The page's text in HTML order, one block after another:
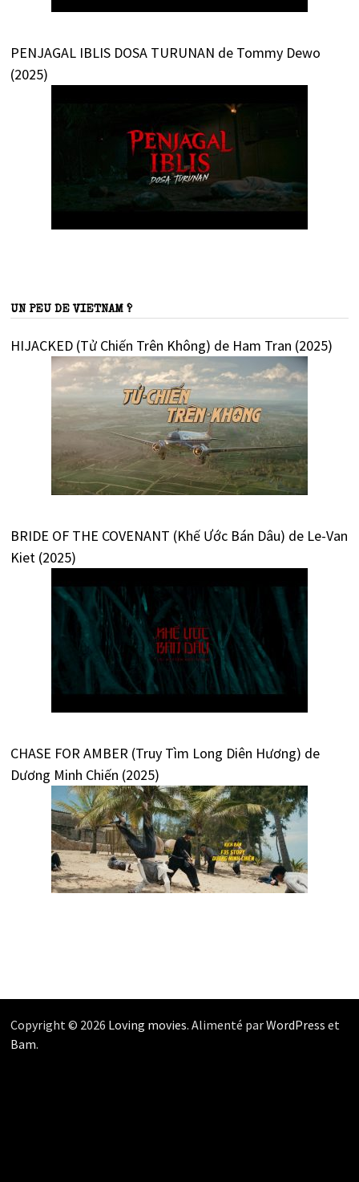
PENJAGAL IBLIS DOSA TURUNAN de Tommy Dewo
(2025)
UN PEU DE VIETNAM ?
HIJACKED (Tử Chiến Trên Không) de Ham Tran (2025)
BRIDE OF THE COVENANT (Khế Ước Bán Dâu) de Le-Van
Kiet (2025)
CHASE FOR AMBER (Truy Tìm Long Diên Hương) de
Dương Minh Chiến (2025)
Copyright © 2026 Loving movies. Alimenté parWordPress et
Bam.